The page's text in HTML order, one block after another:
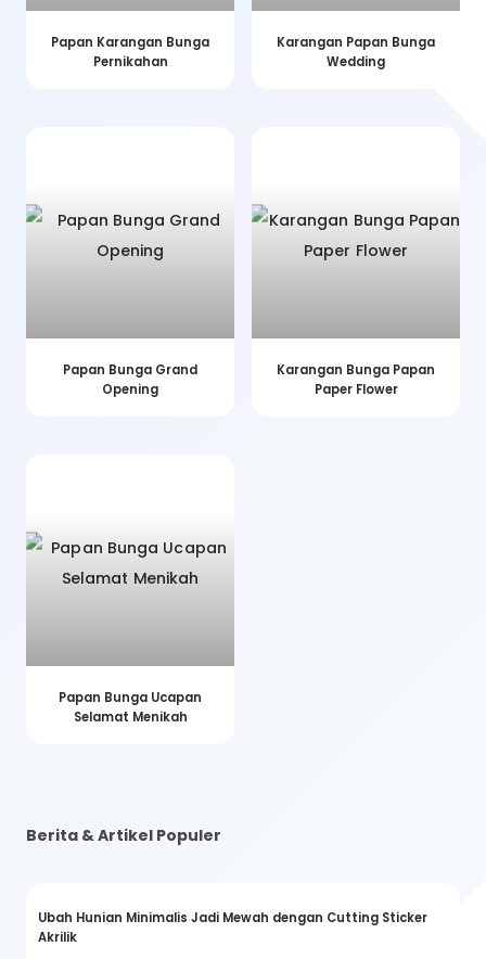
Papan Karangan Bunga
Pernikahan
Karangan Papan Bunga
Wedding
Papan Bunga Grand
Opening
Karangan Bunga Papan
Paper Flower
Papan Bunga Ucapan
Selamat Menikah
Berita & Artikel Populer
Ubah Hunian Minimalis Jadi Mewah dengan Cutting Sticker
Akrilik